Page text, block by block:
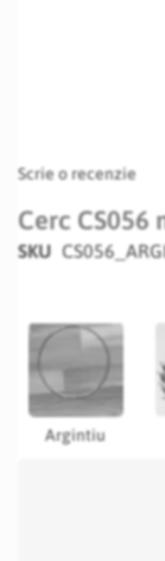
Scrie o recenzie
Cerc CS056
SKU
Argintiu